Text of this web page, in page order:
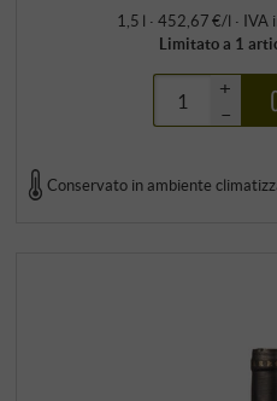
1,5 l · 452,67 €/l · IVA
Limitato a 1
+
–
Conservato in ambiente